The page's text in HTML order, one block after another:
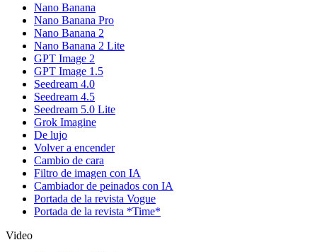
Nano Banana
Nano Banana Pro
Nano Banana 2
Nano Banana 2 Lite
GPT Image 2
GPT Image 1.5
Seedream 4.0
Seedream 4.5
Seedream 5.0 Lite
Grok Imagine
De lujo
Volver a encender
Cambio de cara
Filtro de imagen con IA
Cambiador de peinados con IA
Portada de la revista Vogue
Portada de la revista *Time*
Video